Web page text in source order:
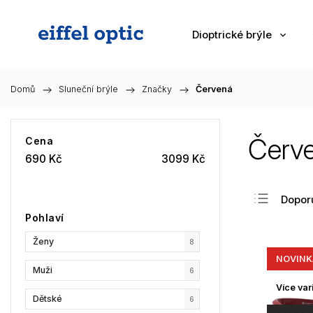
Dioptrické brýle
Domů / Sluneční brýle / Značky / Červená
Cena
690 Kč 3099 Kč
Pohlaví
Ženy 8
Muži 6
Dětské 6
Více